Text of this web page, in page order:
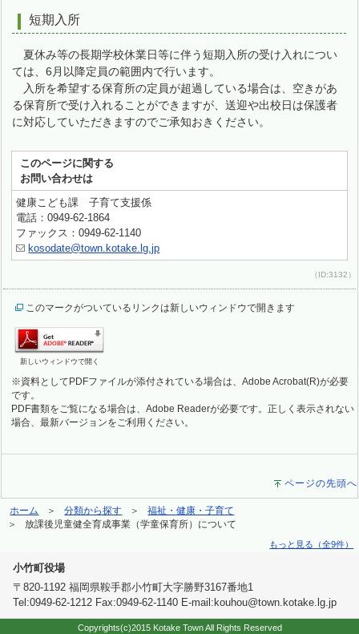
短期入所
夏休み等の長期学校休業日等に伴う短期入所の受け入れについ
ては、6月以降定員の範囲内で行います。
入所を希望する保育所の定員が超過している場合は、空きがあ
る保育所で受け入れることができますが、送迎や出校日は保護者
に対応していただきますのでご承知おきください。
このページに関する
お問い合わせは
健康こども課 子育て支援係
電話：0949-62-1864
ファックス：0949-62-1140
kosodate@town.kotake.lg.jp
（ID:3132）
このマークがついているリンクは新しいウィンドウで開きます
新しいウィンドウで開く
※資料としてPDFファイルが添付されている場合は、Adobe Acrobat(R)が必要
です。
PDF書類をご覧になる場合は、Adobe Readerが必要です。正しく表示されない
場合、最新バージョンをご利用ください。
ページの先頭へ
ホーム 分類から探す
福祉・健康・子育て
放課後児童健全育成事業（学童保育所）について
もっと見る（全9件）
小竹町役場
〒820-1192 福岡県鞍手郡小竹町大字勝野3167番地1
Tel:0949-62-1212 Fax:0949-62-1140 E-mail:kouhou@town.kotake.lg.jp
Copyrights(c)2015 Kotake Town All Rights Reserved